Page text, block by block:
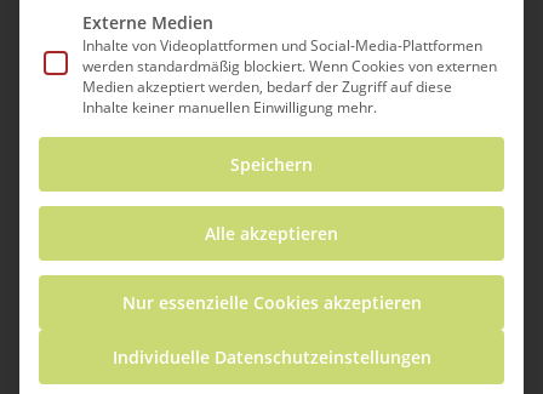
Foto: Rotteck-Gymnasium
Der Klimawandel ist eine der größten
Herausforderungen unsere Zeit. Der
Umgang mit dem Klimawandel lässt sich
Externe Medien
Inhalte von Videoplattformen und Social-Media-Plattformen
werden standardmäßig blockiert. Wenn Cookies von externen
Medien akzeptiert werden, bedarf der Zugriff auf diese
Inhalte keiner manuellen Einwilligung mehr.
Speichern
Alle akzeptieren
Nur essenzielle Cookies akzeptieren
Individuelle Datenschutzeinstellungen